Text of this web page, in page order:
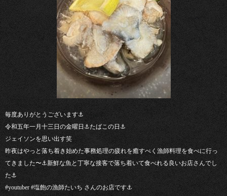
毎度ありがとうございます⚓︎
令和五年一月十三日の金曜日⚓︎たばこの日⚓︎
ジェイソンを思い出す笑
昨夜はやっと落ち着き始めた事務処理の疲れを癒すべく漁師料理を食べに行っ
てきました〜⚓︎新鮮な魚と丁寧な接客で落ち着いて食べれる良いお店さんでし
た⚓︎
#youtuber #塩飽の漁師たいち さんのお店です⚓︎